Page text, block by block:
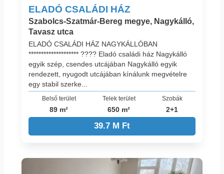
ELADÓ CSALÁDI HÁZ
Szabolcs-Szatmár-Bereg megye, Nagykálló,
Tavasz utca
ELADÓ CSALÁDI HÁZ NAGYKÁLLÓBAN
******************** ???? Eladó családi ház Nagykálló
egyik szép, csendes utcájában Nagykálló egyik
rendezett, nyugodt utcájában kínálunk megvételre
egy stabil szerke...
Belső terület
89 m²
Telek terület
650 m²
Szobák
2+1
39.7 M Ft